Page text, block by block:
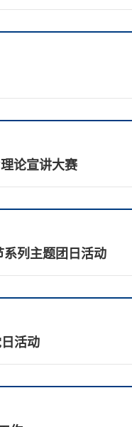
论宣讲大赛
列主题团日活动
活动